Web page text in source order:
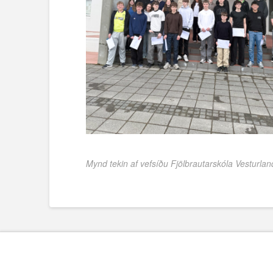
Mynd tekin af vefsíðu Fjölbrautarskóla